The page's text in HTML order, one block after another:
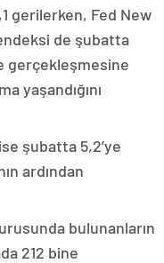
gerilerken, Fed New
de şubatta
gerçekleşmesine
yaşandığını
şubatta 5,2’ye
ardından
bulunanların
212 bine